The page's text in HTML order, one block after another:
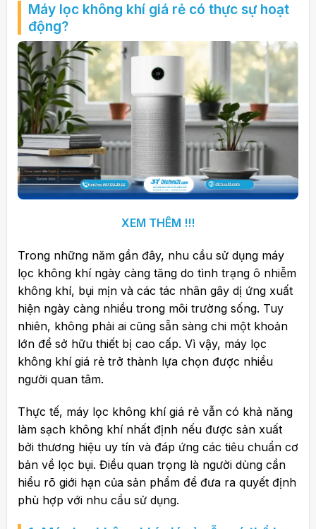
Máy lọc không khí giá rẻ có thực sự hoạt
động?
XEM THÊM !!!
Trong những năm gần đây, nhu cầu sử dụng máy
lọc không khí ngày càng tăng do tình trạng ô nhiễm
không khí, bụi mịn và các tác nhân gây dị ứng xuất
hiện ngày càng nhiều trong môi trường sống. Tuy
nhiên, không phải ai cũng sẵn sàng chi một khoản
lớn để sở hữu thiết bị cao cấp. Vì vậy, máy lọc
không khí giá rẻ trở thành lựa chọn được nhiều
người quan tâm.
Thực tế, máy lọc không khí giá rẻ vẫn có khả năng
làm sạch không khí nhất định nếu được sản xuất
bởi thương hiệu uy tín và đáp ứng các tiêu chuẩn cơ
bản về lọc bụi. Điều quan trọng là người dùng cần
hiểu rõ giới hạn của sản phẩm để đưa ra quyết định
phù hợp với nhu cầu sử dụng.